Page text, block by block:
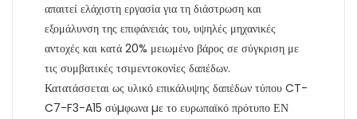
απαιτεί ελάχιστη εργασία για τη διάστρωση και
εξομάλυνση της επιφάνειάς του, υψηλές μηχανικές
αντοχές και κατά 20% μειωμένο βάρος σε σύγκριση με
τις συμβατικές τσιμεντοκονίες δαπέδων.
Κατατάσσεται ως υλικό επικάλυψης δαπέδων τύπου CT-
C7-F3-A15 σύµφωνα µε το ευρωπαϊκό πρότυπο ΕΝ